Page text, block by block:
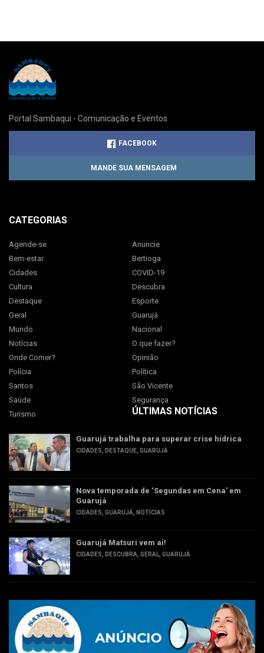
Portal Sambaqui - Comunicação e Eventos
FACEBOOK
MANDE SUA MENSAGEM
CATEGORIAS
Agende-se
Anuncie
Bem-estar
Bertioga
Cidades
COVID-19
Cultura
Descubra
Destaque
Esporte
Geral
Guarujá
Mundo
Nacional
Notícias
O que fazer?
Onde Comer?
Opinião
Polícia
Política
Santos
São Vicente
Saúde
Segurança
Turismo
ÚLTIMAS NOTÍCIAS
Guarujá trabalha para superar crise hídrica
CIDADES DESTAQUE GUARUJÁ
Nova temporada de ‘Segundas em Cena’ em
Guarujá
CIDADES GUARUJÁ NOTÍCIAS
Guarujá Matsuri vem aí!
CIDADES DESCUBRA GERAL GUARUJÁ